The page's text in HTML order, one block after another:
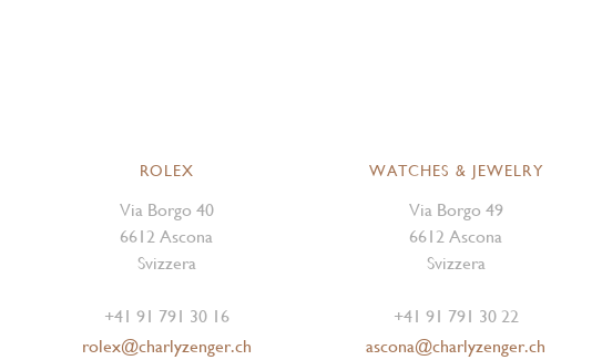
ROLEX
Via Borgo 40
6612 Ascona
Svizzera
+41 91 791 30 16
rolex@charlyzenger.ch
WATCHES & JEWELRY
Via Borgo 49
6612 Ascona
Svizzera
+41 91 791 30 22
ascona@charlyzenger.ch